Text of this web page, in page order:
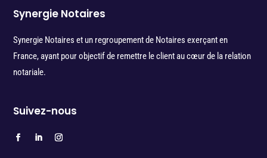
Synergie Notaires
Synergie Notaires et un regroupement de Notaires exerçant en
France, ayant pour objectif de remettre le client au cœur de la relation
notariale.
Suivez-nous